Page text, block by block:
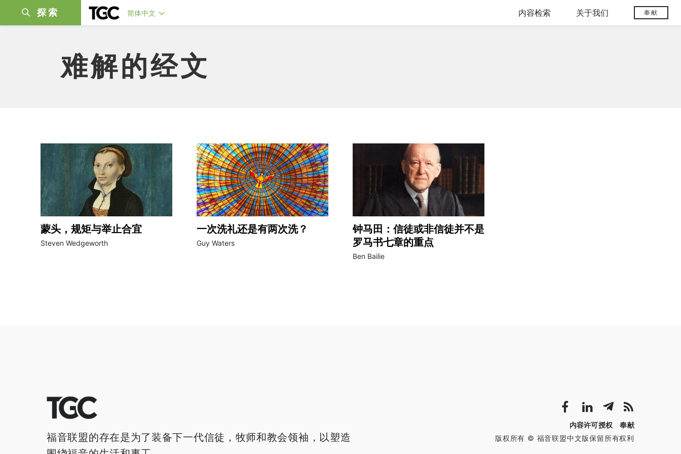
探索 简体中文 内容检索 关于我们 奉献
难解的经文
蒙头，规矩与举止合宜
Steven Wedgeworth
一次洗礼还是有两次洗？
Guy Waters
钟马田：信徒或非信徒并不是
罗马书七章的重点
Ben Bailie
福音联盟的存在是为了装备下一代信徒，牧师和教会领袖，以塑造
内容许可授权
奉献
版权所有 © 福音联盟中文版保留所有权利